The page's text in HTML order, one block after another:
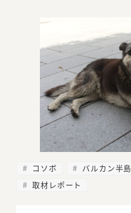
コソボ バルカン半島
取材レポート